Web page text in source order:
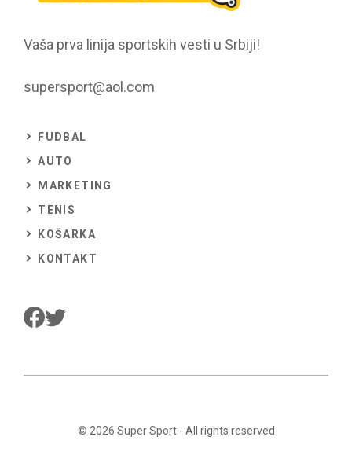
Vaša prva linija sportskih vesti u Srbiji!
supersport@aol.com
FUDBAL
AUTO
MARKETING
TENIS
KOŠARKA
KONTAKT
© 2026 Super Sport- All rights reserved